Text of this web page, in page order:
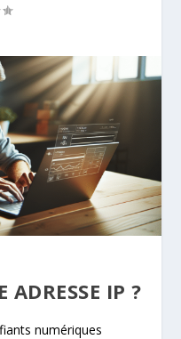
ADRESSE IP ?
numériques